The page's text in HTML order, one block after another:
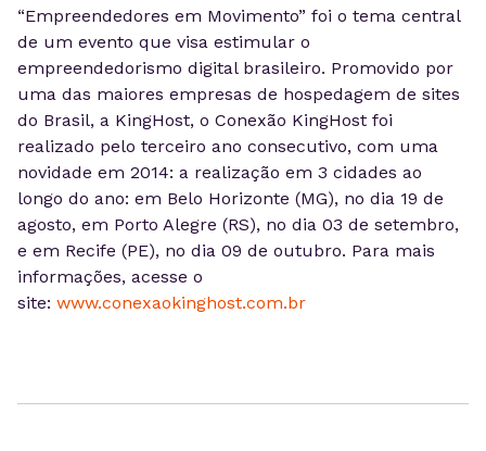
“Empreendedores em Movimento” foi o tema central
de um evento que visa estimular o
empreendedorismo digital brasileiro. Promovido por
uma das maiores empresas de hospedagem de sites
do Brasil, a KingHost, o Conexão KingHost foi
realizado pelo terceiro ano consecutivo, com uma
novidade em 2014: a realização em 3 cidades ao
longo do ano: em Belo Horizonte (MG), no dia 19 de
agosto, em Porto Alegre (RS), no dia 03 de setembro,
e em Recife (PE), no dia 09 de outubro. Para mais
informações, acesse o
site: www.conexaokinghost.com.br